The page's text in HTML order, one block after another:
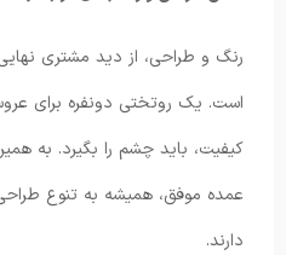
رنگ و طراحی، از دید مشتری
است. یک روتختی دونفره برای
کیفیت، باید چشم را بگیرد. به
عمده موفق، همیشه به تنوع طراحی
دارند.